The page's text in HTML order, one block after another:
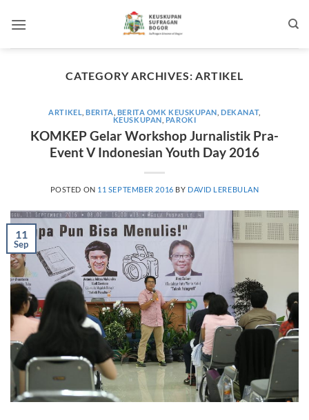
CATEGORY ARCHIVES:ARTIKEL
ARTIKEL ,BERITA BERITA OMK KEUSKUPAN ,DEKANAT,
KEUSKUPAN PAROKI
KOMKEP Gelar Workshop Jurnalistik Pra-
Event V Indonesian Youth Day 2016
POSTED ON 11 SEPTEMBER 2016 BY DAVID LEREBULAN
11
Sep